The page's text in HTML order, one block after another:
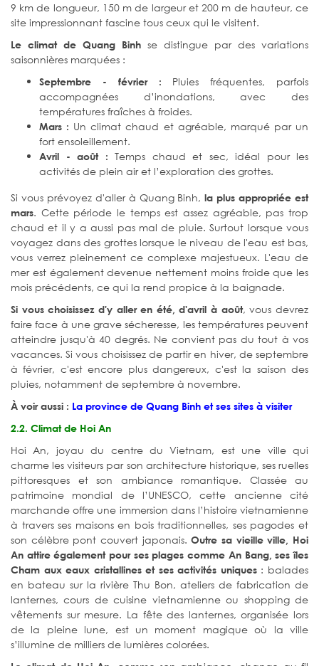
9 km de longueur, 150 m de largeur et 200 m de hauteur, ce
site impressionnant fascine tous ceux qui le visitent.
Le climat de Quang Binh se distingue par des variations
saisonnières marquées :
Septembre - février : Pluies fréquentes, parfois
accompagnées d’inondations, avec des
températures fraîches à froides.
Mars : Un climat chaud et agréable, marqué par un
fort ensoleillement.
Avril - août : Temps chaud et sec, idéal pour les
activités de plein air et l’exploration des grottes.
Si vous prévoyez d'aller à Quang Binh,la plus appropriée est
mars. Cette période le temps est assez agréable, pas trop
chaud et il y a aussi pas mal de pluie. Surtout lorsque vous
voyagez dans des grottes lorsque le niveau de l'eau est bas,
vous verrez pleinement ce complexe majestueux. L'eau de
mer est également devenue nettement moins froide que les
mois précédents, ce qui la rend propice à la baignade.
Si vous choisissez d'y aller en été, d'avril à août, vous devrez
faire face à une grave sécheresse, les températures peuvent
atteindre jusqu'à 40 degrés. Ne convient pas du tout à vos
vacances. Si vous choisissez de partir en hiver, de septembre
à février, c'est encore plus dangereux, c'est la saison des
pluies, notamment de septembre à novembre.
À voir aussi : La province de Quang Binh et ses sites à visiter
2.2. Climat de Hoi An
Hoi An, joyau du centre du Vietnam, est une ville qui
charme les visiteurs par son architecture historique, ses ruelles
pittoresques et son ambiance romantique. Classée au
patrimoine mondial de l’UNESCO, cette ancienne cité
marchande offre une immersion dans l’histoire vietnamienne
à travers ses maisons en bois traditionnelles, ses pagodes et
son célèbre pont couvert japonais.Outre sa vieille ville, Hoi
An attire également pour ses plages comme An Bang, ses îles
Cham aux eaux cristallines et ses activités uniques: balades
en bateau sur la rivière Thu Bon, ateliers de fabrication de
lanternes, cours de cuisine vietnamienne ou shopping de
vêtements sur mesure. La fête des lanternes, organisée lors
de la pleine lune, est un moment magique où la ville
s’illumine de milliers de lumières colorées.